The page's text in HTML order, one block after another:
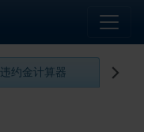
违约金计算器 